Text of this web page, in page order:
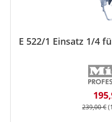
E 522/1 Einsatz 1/4
Regulärer
239,00 €